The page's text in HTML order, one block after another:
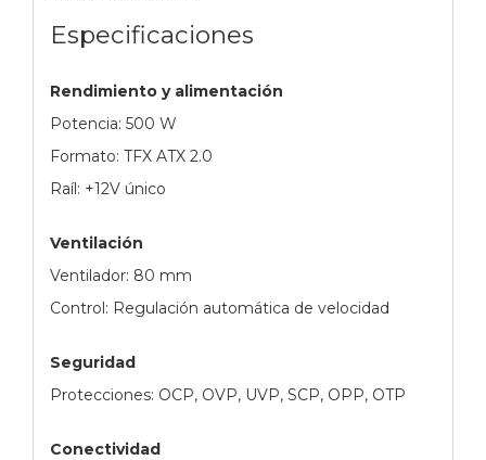
Especificaciones
Rendimiento y alimentación
Potencia: 500 W
Formato: TFX ATX 2.0
Raíl: +12V único
Ventilación
Ventilador: 80 mm
Control: Regulación automática de velocidad
Seguridad
Protecciones: OCP, OVP, UVP, SCP, OPP, OTP
Conectividad